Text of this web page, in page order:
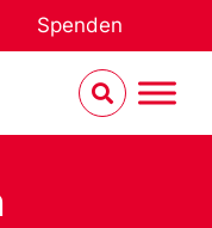
Spenden